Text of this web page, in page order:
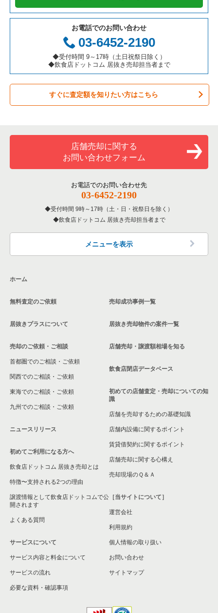
テイクアウトの居抜き売却物件の案件一覧
お弁当・惣菜・デリの居抜き売却物件の案件一覧
カラオケ・パブ・スナックの居抜き売却物件の案件一覧
バーの居抜き売却物件の案件一覧
居酒屋・ダイニングバーの居抜き売却物件の案件一覧
洋食の居抜き売却物件の案件一覧
その他の居抜き売却物件の案件一覧
岐阜県の飲食店の居抜き売却物件の案件一覧
三重県の飲食店の居抜き売却物件の案件一覧
横浜市港北区の飲食店の居抜き売却物件の案件一覧
横浜市神奈川区の飲食店の居抜き売却物件の案件一覧
横浜市都筑区の飲食店の居抜き売却物件の案件一覧
横浜市西区の飲食店の居抜き売却物件の案件一覧
川崎市宮前区の飲食店の居抜き売却物件の案件一覧
川崎市幸区の飲食店の居抜き売却物件の案件一覧
厚木市の飲食店の居抜き売却物件の案件一覧
中郡の飲食店の居抜き売却物件の案件一覧
三浦郡の飲食店の居抜き売却物件の案件一覧
茅ヶ崎市の飲食店の居抜き売却物件の案件一覧
川崎市麻生区の飲食店の居抜き売却物件の案件一覧
相模原市中央区の飲食店の居抜き売却物件の案件一覧
横浜市保土ケ谷区の飲食店の居抜き売却物件の案件一覧
横浜市旭区の飲食店の居抜き売却物件の案件一覧
横浜市緑区の飲食店の居抜き売却物件の案件一覧
平塚市の飲食店の居抜き売却物件の案件一覧
横浜市港南区の飲食店の居抜き売却物件の案件一覧
横須賀市の飲食店の居抜き売却物件の案件一覧
三浦市の飲食店の居抜き売却物件の案件一覧
藤沢市の飲食店の居抜き売却物件の案件一覧
横浜市栄区の飲食店の居抜き売却物件の案件一覧
神奈川県の鉄板焼き・お好み焼の居抜き売却物件の案件一覧
神奈川県のアジア料理の居抜き売却物件の案件一覧
神奈川県のカフェの居抜き売却物件の案件一覧
神奈川県のテイクアウトの居抜き売却物件の案件一覧
神奈川県のお弁当・惣菜・デリの居抜き売却物件の案件一覧
神奈川県のバーの居抜き売却物件の案件一覧
神奈川県の居酒屋・ダイニングバーの居抜き売却物件の案件一
神奈川県の専門料理の居抜き売却物件の案件一覧
神奈川県の和食の居抜き売却物件の案件一覧
神奈川県の洋食の居抜き売却物件の案件一覧
横浜市中区の鉄板焼き・お好み焼の居抜き売却物件の案件一覧
横浜市中区のアジア料理の居抜き売却物件の案件一覧
横浜市中区のカフェの居抜き売却物件の案件一覧
横浜市中区のテイクアウトの居抜き売却物件の案件一覧
横浜市中区のカラオケ・パブ・スナックの居抜き売却物件の案
件一覧
横浜市中区の居酒屋・ダイニングバーの居抜き売却物件の案件
横浜市中区の洋食の居抜き売却物件の案件一覧
横浜市中区のその他の居抜き売却物件の案件一覧
お電話でのお問い合わせ
03-6452-2190
◆受付時間 9～17時（土日祝祭日除く）
◆飲食店ドットコム 居抜き売却担当者まで
すぐに査定額を知りたい方はこちら
店舗売却に関する
お問い合わせフォーム
お電話でのお問い合わせ先
03-6452-2190
受付時間 9時～17時（土・日・祝祭日を除く）
飲食店ドットコム 居抜き売却担当者まで
メニューを表示
ホーム
無料査定のご依頼
居抜きプラスについて
売却のご依頼・ご相談
首都圏でのご相談・ご依頼
関西でのご相談・ご依頼
東海でのご相談・ご依頼
九州でのご相談・ご依頼
ニュースリリース
初めてご利用になる方へ
飲食店ドットコム 居抜き売却とは
特徴〜支持される2つの理由
譲渡情報として飲食店ドットコムで公
開されます
よくある質問
サービスについて
サービス内容と料金について
サービスの流れ
必要な資料・確認事項
売却成功事例一覧
居抜き売却物件の案件一覧
店舗売却・譲渡額相場を知る
飲食店閉店データベース
初めての店舗査定・売却についての知
識
店舗を売却するための基礎知識
店舗内設備に関するポイント
賃貸借契約に関するポイント
店舗売却に関する心構え
売却現場のＱ＆Ａ
［当サイトについて］
運営会社
利用規約
個人情報の取り扱い
お問い合わせ
サイトマップ